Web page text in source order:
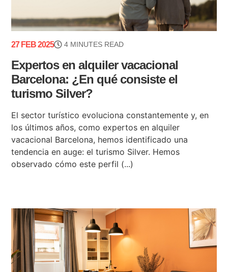
27 FEB 2025 4 MINUTES READ
Expertos en alquiler vacacional
Barcelona: ¿En qué consiste el
turismo Silver?
El sector turístico evoluciona constantemente y, en
los últimos años, como expertos en alquiler
vacacional Barcelona, hemos identificado una
tendencia en auge: el turismo Silver. Hemos
observado cómo este perfil (...)